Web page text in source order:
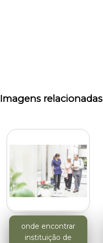
Imagens relacionadas
onde encontrar
instituição de